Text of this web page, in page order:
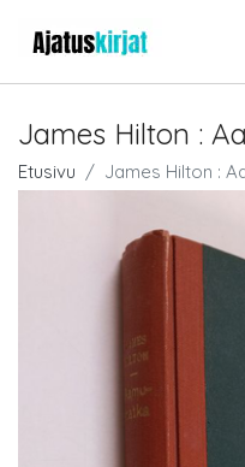
James Hilton :
Etusivu James Hilton :